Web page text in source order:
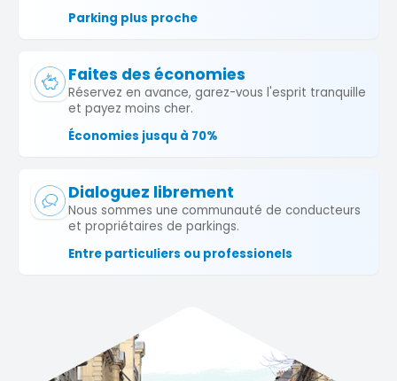
Parking plus proche
Faites des économies
Réservez en avance, garez-vous l'esprit tranquille
et payez moins cher.
Économies jusqu à 70%
Dialoguez librement
Nous sommes une communauté de conducteurs
et propriétaires de parkings.
Entre particuliers ou professionels